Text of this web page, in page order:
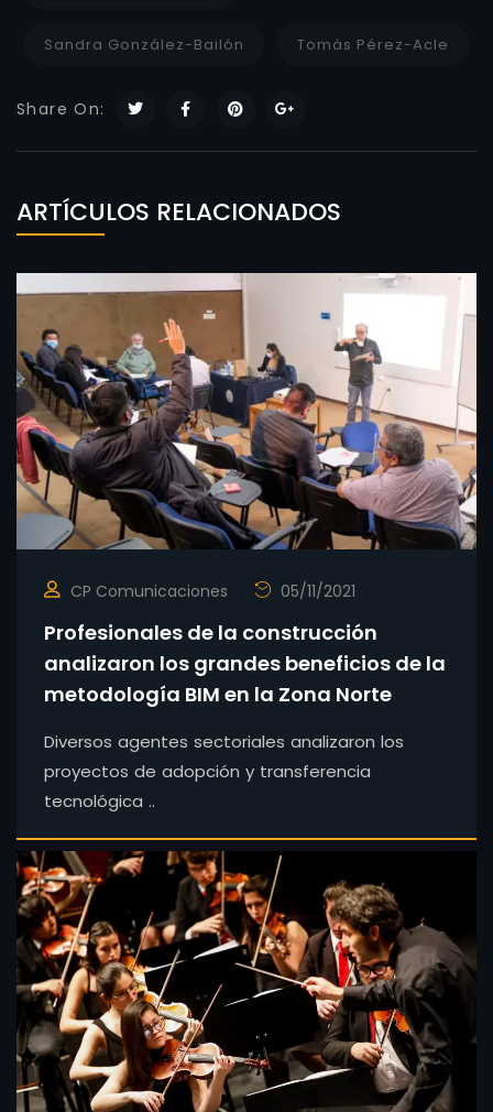
Sandra González-Bailón Tomás Pérez-Acle
Share On:
ARTÍCULOS RELACIONADOS
CP Comunicaciones 05/11/2021
Profesionales de la construcción
analizaron los grandes beneficios de la
metodología BIM en la Zona Norte
Diversos agentes sectoriales analizaron los
proyectos de adopción y transferencia
tecnológica ..